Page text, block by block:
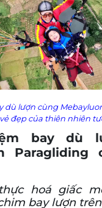
dù lượn cùng
đẹp của thiên nhiên
bay dù
hoá giấc
bay lượn